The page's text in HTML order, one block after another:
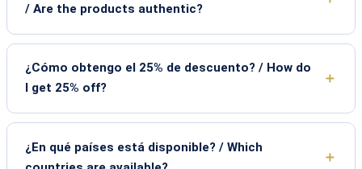
/ Are the products authentic?
¿Cómo obtengo el 25% de descuento? / How do
I get 25% off?
¿En qué países está disponible? / Which